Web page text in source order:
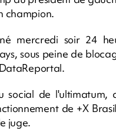
champion.
mercredi soir 24
sous peine de
de l'ultimatum,
de +X
juge.